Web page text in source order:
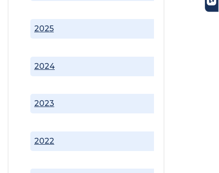
2022
2023
2024
2025